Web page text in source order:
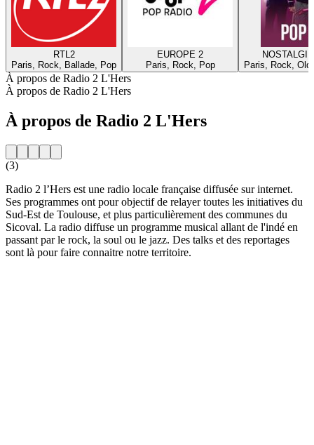
RTL2
Paris, Rock, Ballade, Pop
EUROPE 2
Paris, Rock, Pop
Paris, Rock,
À propos de Radio 2 L'Hers
À propos de Radio 2 L'Hers
À propos de Radio 2 L'Hers
(3)
Radio 2 l’Hers est une radio locale française diffusée sur internet.
Ses programmes ont pour objectif de relayer toutes les initiatives du
Sud-Est de Toulouse, et plus particulièrement des communes du
Sicoval. La radio diffuse un programme musical allant de l'indé en
passant par le rock, la soul ou le jazz. Des talks et des reportages
sont là pour faire connaitre notre territoire.